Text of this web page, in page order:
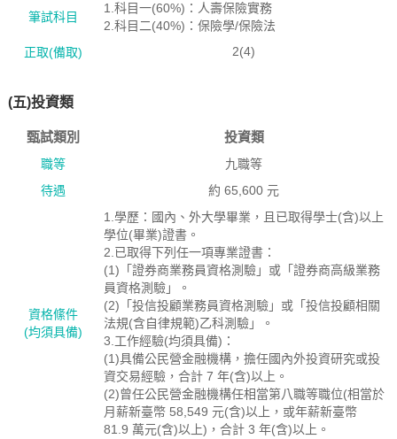
筆試科目
1.科目一(60%)：人壽保險實務
2.科目二(40%)：保險學/保險法
正取(備取)
2(4)
(五)投資類
甄試類別 投資類
職等
九職等
待遇
約 65,600 元
資格絛件
(均須具備)
1.學歷：國內、外大學畢業，且已取得學士(含)以上
學位(畢業)證書。
2.已取得下列任一項專業證書：
(1)「證券商業務員資格測驗」或「證券商高級業務
員資格測驗」。
(2)「投信投顧業務員資格測驗」或「投信投顧相關
法規(含自律規範)乙科測驗」。
3.工作經驗(均須具備)：
(1)具備公民營金融機構，擔任國內外投資研究或投
資交易經驗，合計 7 年(含)以上。
(2)曾任公民營金融機構任相當第八職等職位(相當於
月薪新臺幣 58,549 元(含)以上，或年薪新臺幣
81.9 萬元(含)以上)，合計 3 年(含)以上。